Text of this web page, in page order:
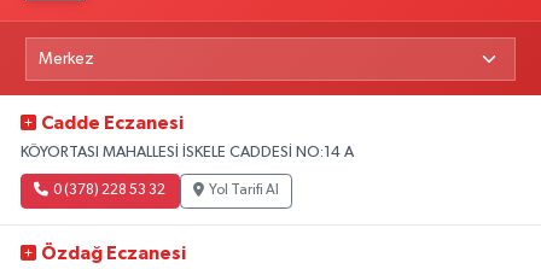
Cadde Eczanesi
KÖYORTASI MAHALLESİ İSKELE CADDESİ NO:14 A
0 (378) 228 53 32 Yol Tarifi Al
Özdağ Eczanesi